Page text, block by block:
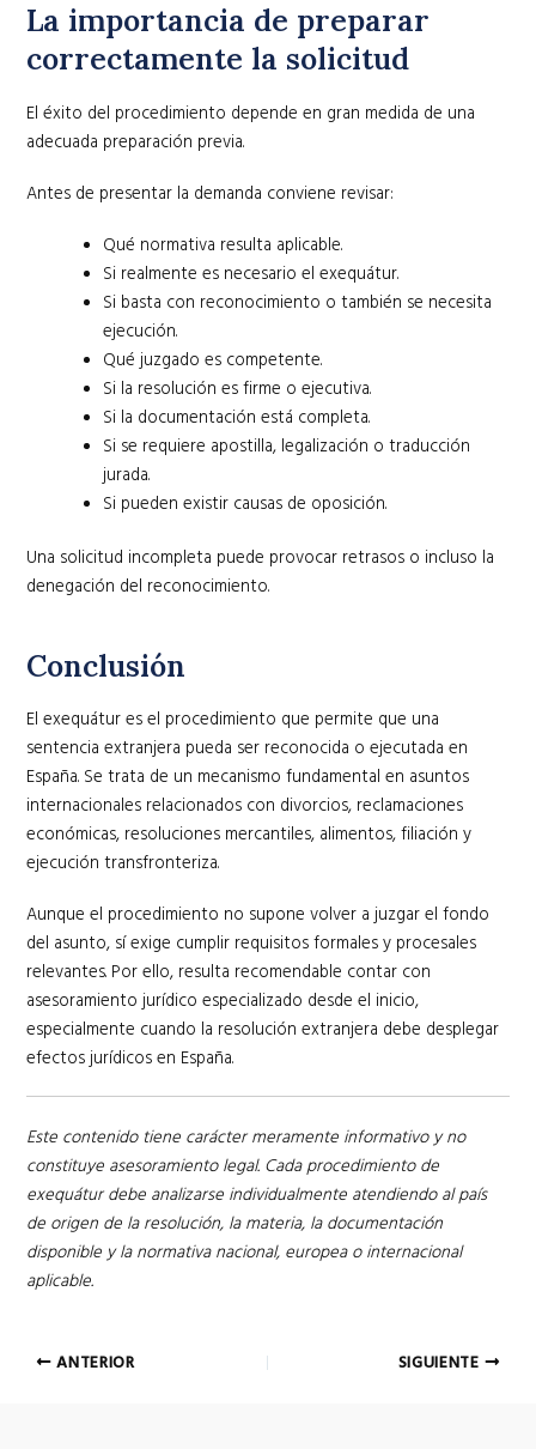
La importancia de preparar
correctamente la solicitud
El éxito del procedimiento depende en gran medida de una
adecuada preparación previa.
Antes de presentar la demanda conviene revisar:
Qué normativa resulta aplicable.
Si realmente es necesario el exequátur.
Si basta con reconocimiento o también se necesita
ejecución.
Qué juzgado es competente.
Si la resolución es firme o ejecutiva.
Si la documentación está completa.
Si se requiere apostilla, legalización o traducción
jurada.
Si pueden existir causas de oposición.
Una solicitud incompleta puede provocar retrasos o incluso la
denegación del reconocimiento.
Conclusión
El exequátur es el procedimiento que permite que una
sentencia extranjera pueda ser reconocida o ejecutada en
España. Se trata de un mecanismo fundamental en asuntos
internacionales relacionados con divorcios, reclamaciones
económicas, resoluciones mercantiles, alimentos, filiación y
ejecución transfronteriza.
Aunque el procedimiento no supone volver a juzgar el fondo
del asunto, sí exige cumplir requisitos formales y procesales
relevantes. Por ello, resulta recomendable contar con
asesoramiento jurídico especializado desde el inicio,
especialmente cuando la resolución extranjera debe desplegar
efectos jurídicos en España.
Este contenido tiene carácter meramente informativo y no
constituye asesoramiento legal. Cada procedimiento de
exequátur debe analizarse individualmente atendiendo al país
de origen de la resolución, la materia, la documentación
disponible y la normativa nacional, europea o internacional
aplicable.
NavegaciónANTERIOR SIGUIENTE